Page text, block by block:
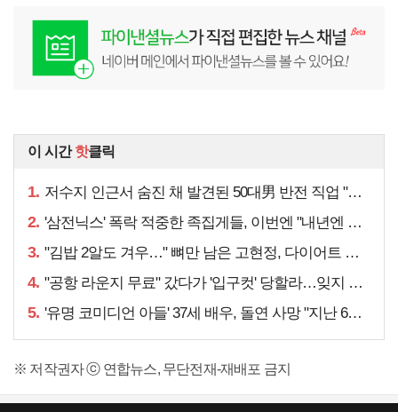
이 시간핫클릭
1. 저수지 인근서 숨진 채 발견된 50대男 반전 직업 "얼마 전…"
2. '삼전닉스' 폭락 적중한 족집게들, 이번엔 "내년엔 더욱…"
3. "김밥 2알도 겨우…" 뼈만 남은 고현정, 다이어트 아니라
4. "공항 라운지 무료" 갔다가 '입구컷' 당할라…잊지 말아야 할 것
5. '유명 코미디언 아들' 37세 배우, 돌연 사망 "지난 6월에도…"
※ 저작권자 ⓒ 연합뉴스, 무단전재-재배포 금지